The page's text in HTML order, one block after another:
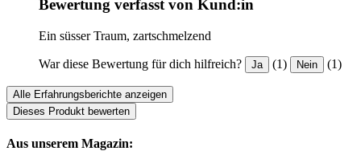
Bewertung verfasst von Kund:in
Ein süsser Traum, zartschmelzend
War diese Bewertung für dich hilfreich? Ja (1) Nein (1)
Alle Erfahrungsberichte anzeigen
Dieses Produkt bewerten
Aus unserem Magazin: